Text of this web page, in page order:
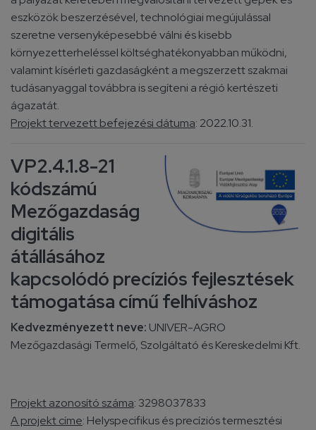
eszközök beszerzésével, technológiai megújulással
szeretne versenyképesebbé válni és kisebb
környezetterheléssel költséghatékonyabban működni,
valamint kísérleti gazdaságként a megszerzett szakmai
tudásanyaggal továbbra is segíteni a régió kertészeti
ágazatát.
Projekt tervezett befejezési dátuma: 2022.10.31.
VP2.4.1.8-21
kódszámú
Mezőgazdaság
digitális
átállásához
kapcsolódó precíziós fejlesztések
támogatása című felhíváshoz
Kedvezményezett neve: UNIVER-AGRO
Mezőgazdasági Termelő, Szolgáltató és Kereskedelmi Kft.
Projekt azonosító száma: 3298037833
A projekt címe: Helyspecifikus és precíziós termesztési